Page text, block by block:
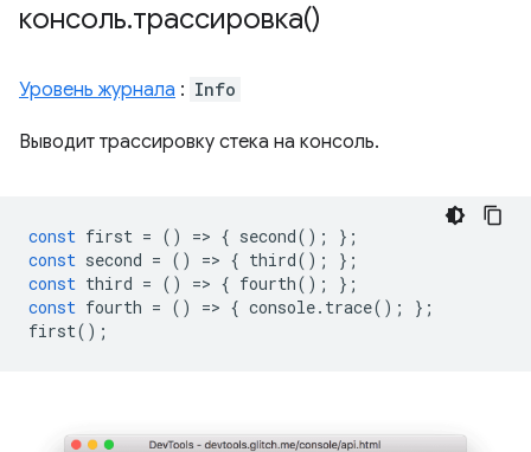
консоль.трассировка()
Уровень журнала : Info
Выводит трассировку стека на консоль.
const first = () => { second();
};
const second = () => { third();
};
const third = () => { fourth();
};
const fourth = () => { console. trace();
};
first();